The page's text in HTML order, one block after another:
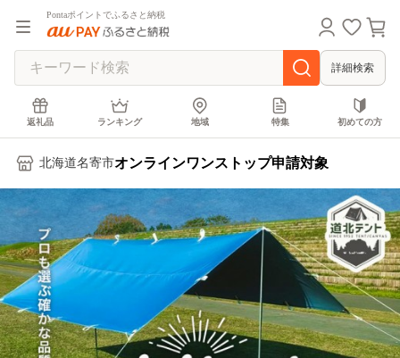
Pontaポイントでふるさと納税
詳細検索
返礼品 ランキング 地域 特集 初めての方
北海道名寄市オンラインワンストップ申請対象